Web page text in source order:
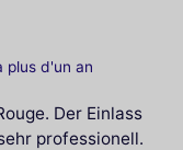
plus d'un an
Der Einlass
professionell.